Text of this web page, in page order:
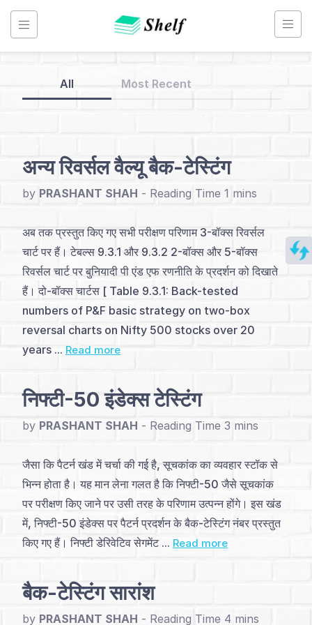
Skip
content
Point
Figure
Chart
-
Hindi
अनुक्रमणिका
परिचय
निर्माण
मूलभूत
पैटर्न्स
(2)
प्रमुख
All Most Recent
अन्य रिवर्सल वैल्यू बैक-टेस्टिंग
by PRASHANT SHAH -
अब तक प्रस्तुत किए गए सभी परीक्षण परिणाम 3-बॉक्स रिवर्सल
चार्ट पर हैं। टेबल्स 9.3.1 और 9.3.2 2-बॉक्स और 5-बॉक्स
रिवर्सल चार्ट पर बुनियादी पी एंड एफ रणनीति के प्रदर्शन को दिखाते
हैं। दो-बॉक्स चार्टस [ Table 9.3.1: Back-tested
numbers of P&F basic strategy on two-box
reversal charts on Nifty 500 stocks over 20
years ... Read more
निफ्टी-50 इंडेक्स टेस्टिंग
by PRASHANT SHAH -
जैसा कि पैटर्न खंड में चर्चा की गई है, सूचकांक का व्यवहार स्टॉक से
भिन्न होता है। यह मान लेना गलत है कि निफ्टी-50 जैसे सूचकांक
पर परीक्षण किए जाने पर उसी तरह के परिणाम उत्पन्न होंगे। इस खंड
में, निफ्टी-50 इंडेक्स पर पैटर्न प्रदर्शन के बैक-टेस्टिंग नंबर प्रस्तुत
किए गए हैं। निफ्टी डेरिवेटिव सेगमेंट ... Read more
बैक-टेस्टिंग सारांश
by PRASHANT SHAH -